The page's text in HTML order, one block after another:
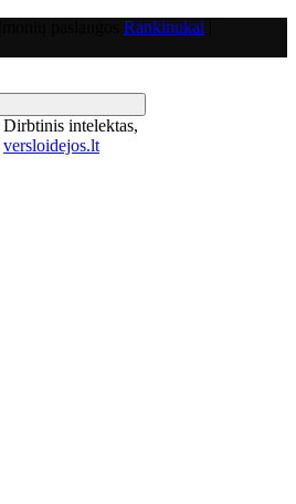
Rankinukai
intelektas,
versloidejos.lt